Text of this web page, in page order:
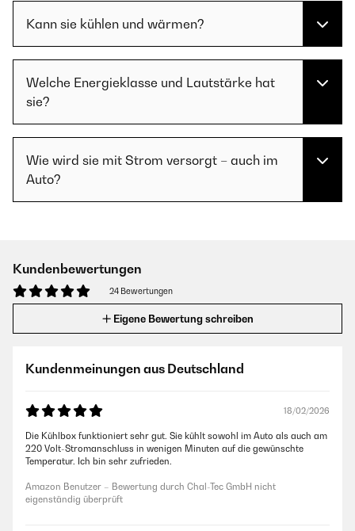
Kann sie kühlen und wärmen?
Welche Energieklasse und Lautstärke hat
sie?
Wie wird sie mit Strom versorgt – auch im
Auto?
Kundenbewertungen
24 Bewertungen
Eigene Bewertung schreiben
Kundenmeinungen aus Deutschland
18/02/2026
Die Kühlbox funktioniert sehr gut. Sie kühlt sowohl im Auto als auch am
220 Volt-Stromanschluss in wenigen Minuten auf die gewünschte
Temperatur. Ich bin sehr zufrieden.
Amazon Benutzer – Bewertung durch Chal-Tec GmbH nicht
eigenständig überprüft